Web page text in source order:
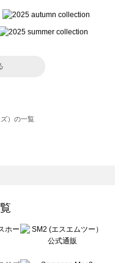
）の一覧
モスモス）の一覧
一覧